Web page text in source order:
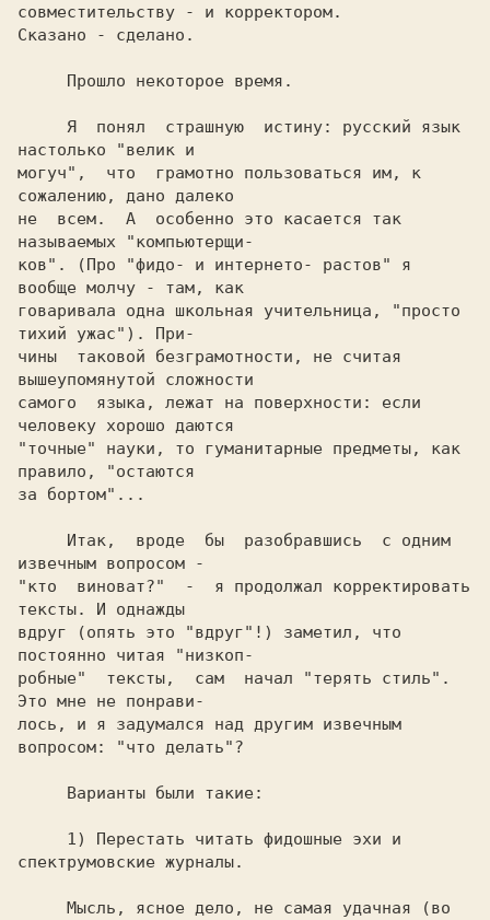
совместительству - и корректором.
настолько "велик и
могуч",  что  грамотно пользоваться им, к
сожалению, дано далеко
не  всем.  А  особенно это касается так
называемых "компьютерщи-
ков". (Про "фидо- и интернето- растов" я
вообще молчу - там, как
говаривала одна школьная учительница, "просто
тихий ужас"). При-
чины  таковой безграмотности, не считая
вышеупомянутой сложности
самого  языка, лежат на поверхности: если
человеку хорошо даются
"точные" науки, то гуманитарные предметы, как
правило, "остаются
извечным вопросом -
"кто  виноват?"  -  я продолжал корректировать
тексты. И однажды
вдруг (опять это "вдруг"!) заметил, что
постоянно читая "низкоп-
робные"  тексты,  сам  начал "терять стиль".
Это мне не понрави-
лось, и я задумался над другим извечным